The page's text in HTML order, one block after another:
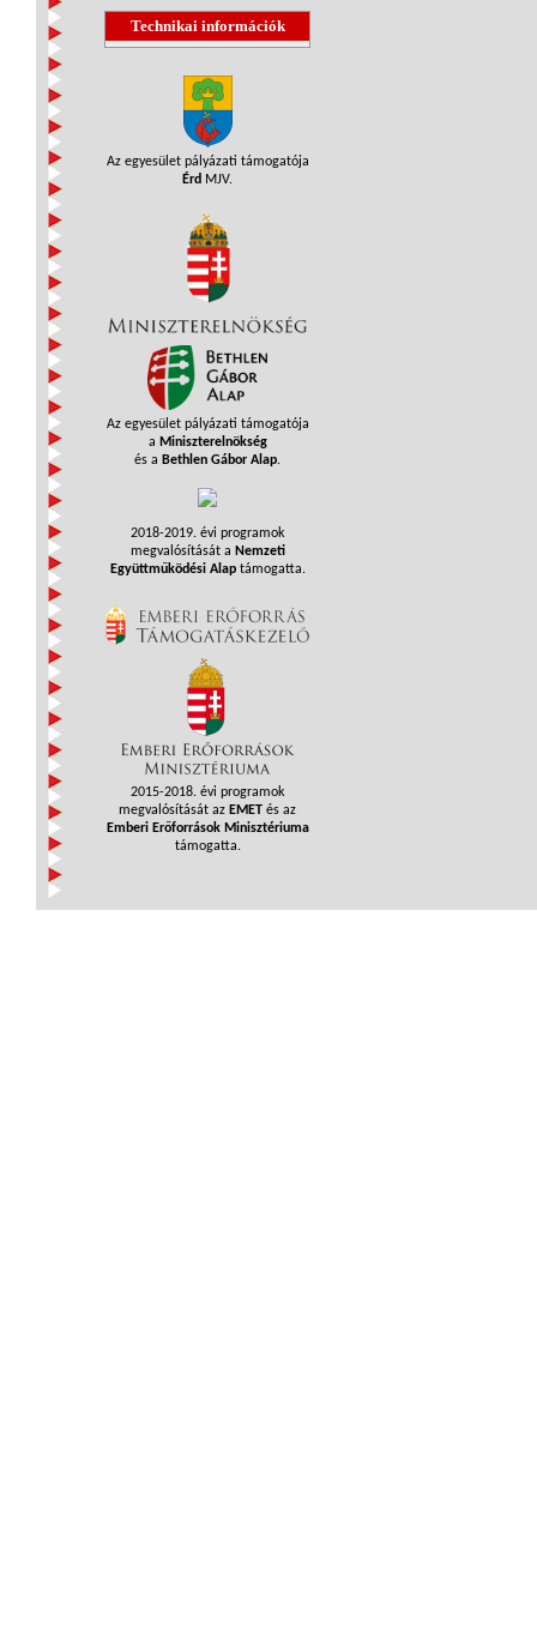
Technikai információk
Az egyesület pályázati támogatója
Érd MJV.
Az egyesület pályázati támogatója
a Miniszterelnökség
és a Bethlen Gábor Alap.
2018-2019. évi programok
megvalósítását a Nemzeti
Együttműködési Alaptámogatta.
2015-2018. évi programok
megvalósítását az EMET és az
Emberi Erőforrások Minisztériuma
támogatta.